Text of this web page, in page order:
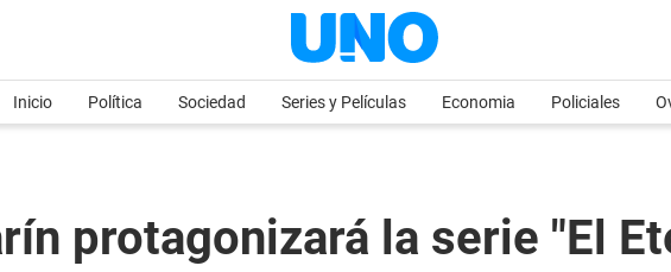
Inicio Política Sociedad Series y Películas Economia Policiales
protagonizará la serie "El